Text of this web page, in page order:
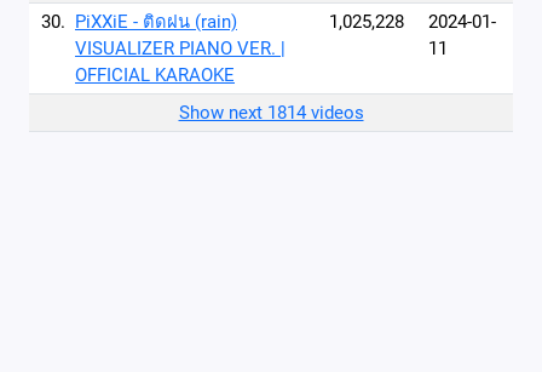
30. PiXXiE - ติดฝน (rain)
VISUALIZER PIANO VER. |
OFFICIAL KARAOKE
1,025,228
2024-01-
11
Show next 1814 videos